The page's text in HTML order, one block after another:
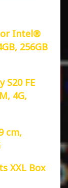
Intel®
256GB
S20 FE
4G,
cm,
XXL Box